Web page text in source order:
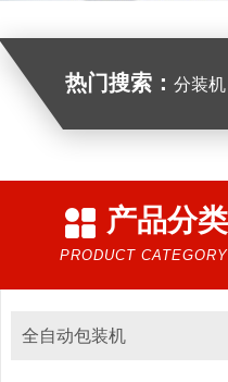
热门搜索： 分装机
产品分类
PRODUCT CATEGORY
全自动包装机